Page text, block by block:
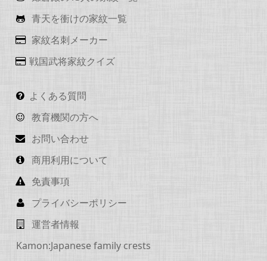
青天を衝けの家紋一覧
家紋名刺メーカー
戦国武将家紋クイズ
よくある質問
教育機関の方へ
お問い合わせ
商用利用について
免責事項
プライバシーポリシー
運営者情報
Kamon:Japanese family crests